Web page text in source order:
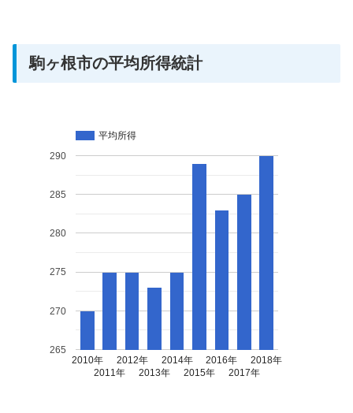
駒ヶ根市の平均所得統計
平均所得
2010年
2011年
2012年
2013年
2014年
2015年
2016年
2017年
2018年
265
270
275
280
285
290